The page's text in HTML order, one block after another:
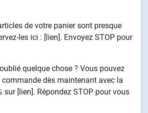
de votre panier sont presque
les ici : [lien]. Envoyez STOP pour
quelque chose ? Vous pouvez
dès maintenant avec la
sur [lien]. Répondez STOP pour vous